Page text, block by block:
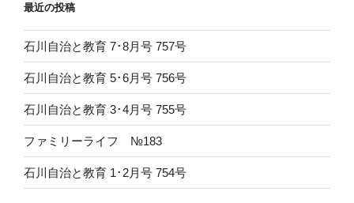
最近の投稿
石川自治と教育 7･8月号 757号
石川自治と教育 5･6月号 756号
石川自治と教育 3･4月号 755号
ファミリーライフ №183
石川自治と教育 1･2月号 754号